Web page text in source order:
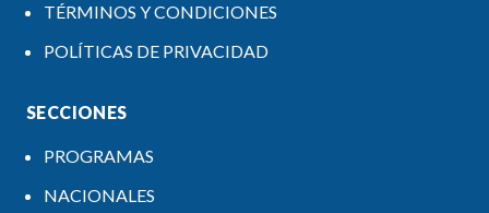
TÉRMINOS Y CONDICIONES
POLÍTICAS DE PRIVACIDAD
SECCIONES
PROGRAMAS
NACIONALES